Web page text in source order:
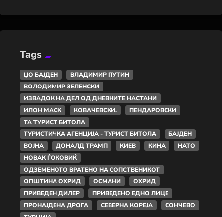
Tags
ЏО БАЈДЕН
ВЛАДИМИР ПУТИН
ВОЛОДИМИР ЗЕЛЕНСКИ
ИЗВАДОК НА ДЕЛ ОД ДНЕВНИТЕ НАСТАНИ
ИЛОН МАСК
КОВАЧЕВСКИ.
ПЕНДАРОВСКИ
ТА ТУРИСТ БИТОЛА
ТУРИСТИЧКА АГЕНЦИЈА - ТУРИСТ БИТОЛА
БАЈДЕН
ВОЈНА
ДОНАЛД ТРАМП КИЕВ КИНА
НАТО
НОВАК ЃОКОВИЌ
ОДЗЕМЕНОТО ВРАТЕНО НА СОПСТВЕНИКОТ
ОПШТИНА ОХРИД
ОСМАНИ
ОХРИД
ПРИВЕДЕН ДИЛЕР
ПРИВЕДЕНО ЕДНО ЛИЦЕ
ПРОНАЈДЕНА ДРОГА
СЕВЕРНА КОРЕЈА
СОНЧЕВО